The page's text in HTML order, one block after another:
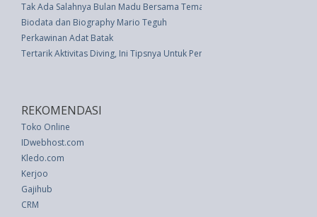
Tak Ada Salahnya Bulan Madu Bersama Teman
Biodata dan Biography Mario Teguh
Perkawinan Adat Batak
Tertarik Aktivitas Diving, Ini Tipsnya Untuk Pemula
REKOMENDASI
Toko Online
IDwebhost.com
Kledo.com
Kerjoo
Gajihub
CRM